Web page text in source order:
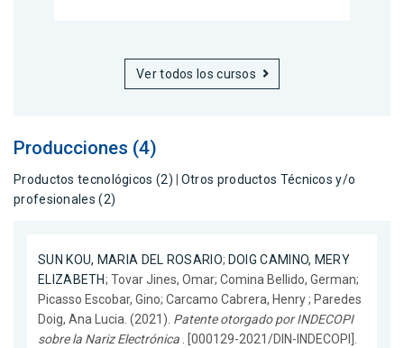
Ver todos los cursos
Producciones (4)
Productos tecnológicos (2)
Otros productos Técnicos y/o
profesionales (2)
SUN KOU, MARIA DEL ROSARIO; DOIG CAMINO, MERY
ELIZABETH; Tovar Jines, Omar; Comina Bellido, German;
Picasso Escobar, Gino; Carcamo Cabrera, Henry ; Paredes
Doig, Ana Lucia. (2021). Patente otorgado por INDECOPI
sobre la Nariz Electrónica
. [000129-2021/DIN-INDECOPI].